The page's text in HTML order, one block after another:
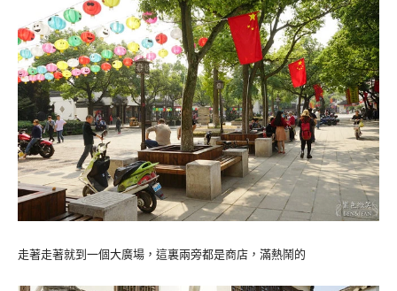
走著走著就到一個大廣場，這裏兩旁都是商店，滿熱鬧的